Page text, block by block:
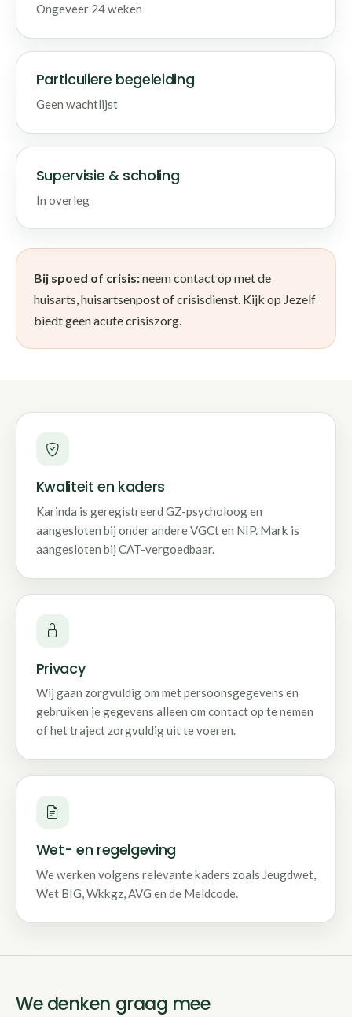
Ongeveer 24 weken
Particuliere begeleiding
Geen wachtlijst
Supervisie & scholing
In overleg
Bij spoed of crisis:neem contact op met de
huisarts, huisartsenpost of crisisdienst. Kijk op Jezelf
biedt geen acute crisiszorg.
Kwaliteit en kaders
Karinda is geregistreerd GZ-psycholoog en
aangesloten bij onder andere VGCt en NIP. Mark is
aangesloten bij CAT-vergoedbaar.
Privacy
Wij gaan zorgvuldig om met persoonsgegevens en
gebruiken je gegevens alleen om contact op te nemen
of het traject zorgvuldig uit te voeren.
Wet- en regelgeving
We werken volgens relevante kaders zoals Jeugdwet,
Wet BIG, Wkkgz, AVG en de Meldcode.
We denken graag mee